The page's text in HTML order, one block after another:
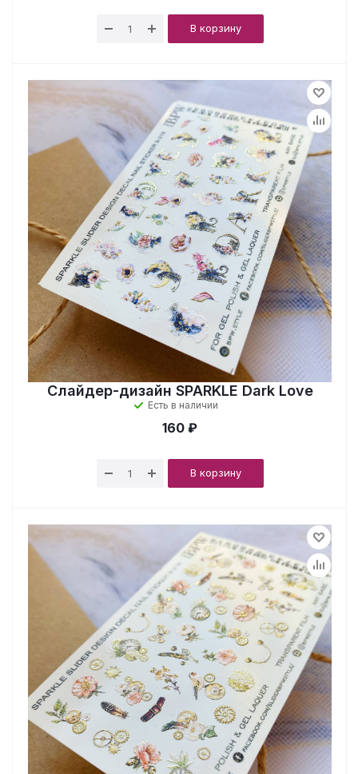
В корзину
Слайдер-дизайн SPARKLE Dark Love
Есть в наличии
160 ₽
В корзину